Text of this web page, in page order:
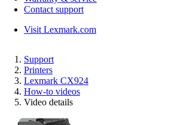
Contact support
Visit Lexmark.com
Support
Printers
Lexmark CX924
How-to videos
Video details